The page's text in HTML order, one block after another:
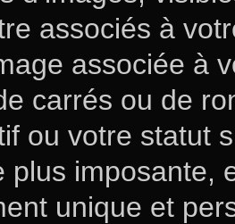
associés à
associée à
carrés ou de
ou votre statut
plus imposante,
unique et